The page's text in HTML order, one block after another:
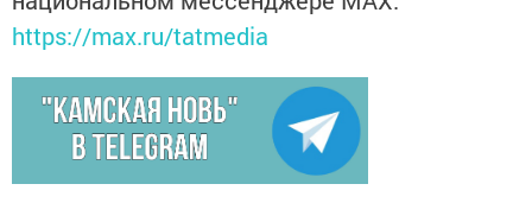
https://max.ru/tatmedia